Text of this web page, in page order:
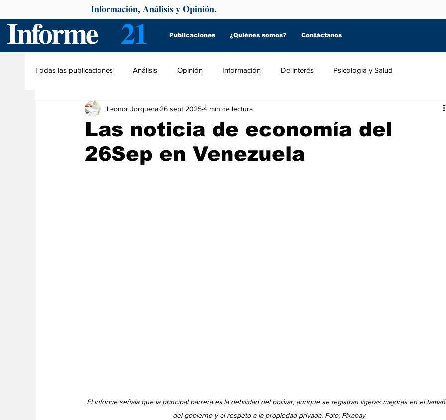
Informe 21 Publicaciones ¿Quiénes somos? Contáctanos
Información, Análisis y Opinión.
Todas las publicaciones Análisis Opinión Información De interés Psicología y Salud
Las noticia de economía del
26Sep en Venezuela
Leonor Jorquera 26 sept 20254 min de lectura
El informe señala que la principal barrera es la debilidad del bolívar, aunque se registran ligeras mejoras en el
del gobierno y el respeto a la propiedad privada. Foto: Pixabay